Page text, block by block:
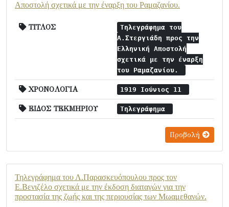
Αποστολή σχετικά με την έναρξη του Ραμαζανίου.
ΤΙΤΛΟΣ
Τηλεγράφημα του
Α.Στεργιάδη προς την
Ελληνική Αποστολή
σχετικά με την έναρξη
του Ραμαζανίου.
ΧΡΟΝΟΛΟΓΙΑ 1919 Ιούνιος 11
ΕΙΔΟΣ ΤΕΚΜΗΡΙΟΥ Τηλεγράφημα
Προβολή
Τηλεγράφημα του Λ.Παρασκευόπουλου προς τον
Ε.Βενιζέλο σχετικά με την έκδοση διαταγών για την
προστασία της ζωής και της περιουσίας των Μωαμεθανών.